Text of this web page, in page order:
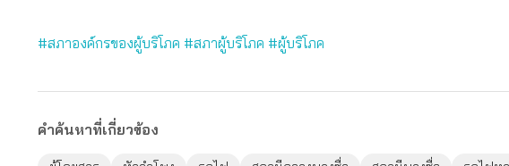
#สภาองค์กรของผู้บริโภค #สภาผู้บริโภค #ผู้บริโภค
คำค้นหาที่เกี่ยวข้อง